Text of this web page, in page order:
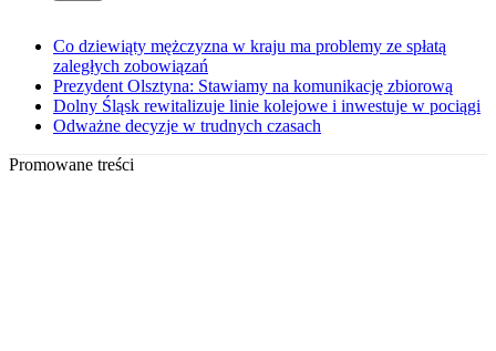
Co dziewiąty mężczyzna w kraju ma problemy ze spłatą
zaległych zobowiązań
Prezydent Olsztyna: Stawiamy na komunikację zbiorową
Dolny Śląsk rewitalizuje linie kolejowe i inwestuje w pociągi
Odważne decyzje w trudnych czasach
Promowane treści